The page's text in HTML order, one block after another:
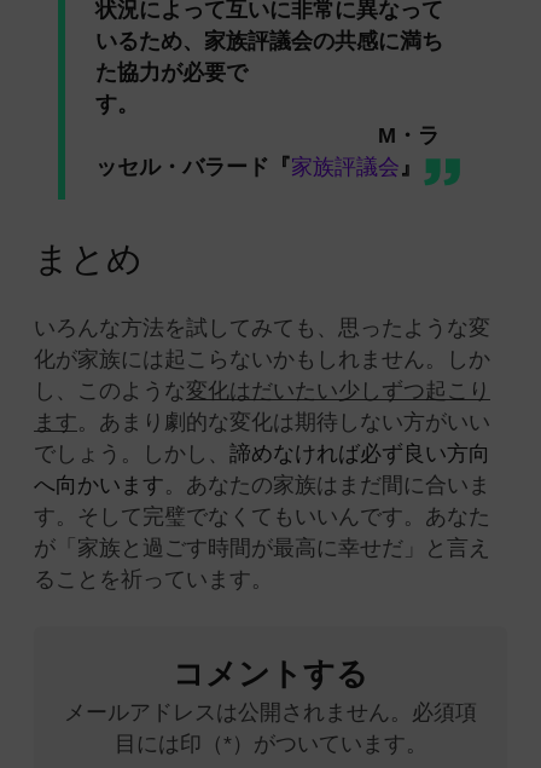
状況によって互いに非常に異なって
いるため、家族評議会の共感に満ち
た協力が必要で
す。
M・ラ
ッセル・バラード『家族評議会 』
まとめ
いろんな方法を試してみても、思ったような変
化が家族には起こらないかもしれません。しか
し、このような変化はだいたい少しずつ起こり
ます。あまり劇的な変化は期待しない方がいい
でしょう。しかし、 諦めなければ必ず良い方向
へ向かいます。あなたの家族はまだ間に合いま
す。そして完璧でなくてもいいんです。あなた
が「家族と過ごす時間が最高に幸せだ」と言え
ることを祈っています。
コメントする
メールアドレスは公開されません。必須項
目には印（*）がついています。